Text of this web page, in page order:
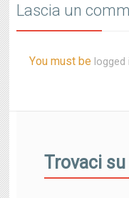
Lascia un
You must be logged
Trovaci